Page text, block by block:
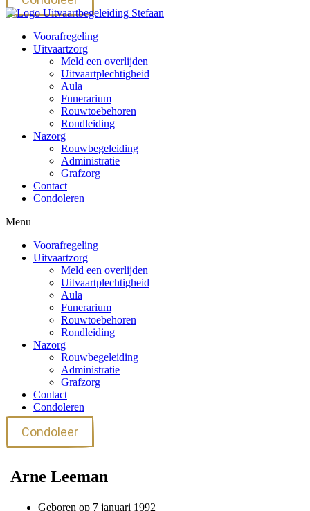
Voorafregeling
Uitvaartzorg
Meld een overlijden
Uitvaartplechtigheid
Aula
Funerarium
Rouwtoebehoren
Rondleiding
Nazorg
Rouwbegeleiding
Administratie
Grafzorg
Contact
Condoleren
Menu
Voorafregeling
Uitvaartzorg
Meld een overlijden
Uitvaartplechtigheid
Aula
Funerarium
Rouwtoebehoren
Rondleiding
Nazorg
Rouwbegeleiding
Administratie
Grafzorg
Contact
Condoleren
Condoleer
Arne Leeman
Geboren op 7 januari 1992